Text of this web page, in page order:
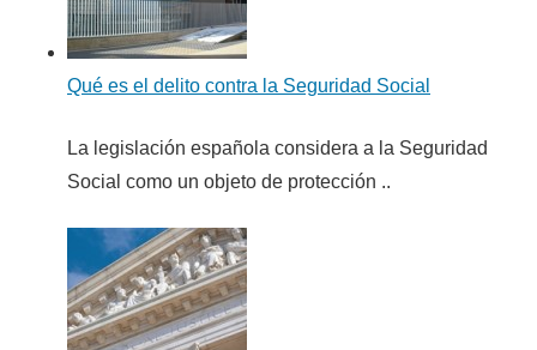
Qué es el delito contra la Seguridad Social
La legislación española considera a la Seguridad
Social como un objeto de protección ..